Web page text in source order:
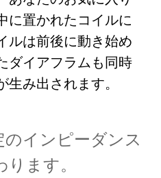
に置かれたコイルに
ルは前後に動き始め
ダイアフラムも同時
み出されます。
インピーダンス
ます。